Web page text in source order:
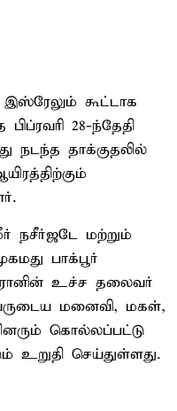
கூட்டாக
28-ந்தேதி
நடந்த தாக்குதலில்
நசீர்ஜடே மற்றும்
பாக்பூர்
உச்ச தலைவர்
மனைவி, மகள்,
கொல்லப்பட்டு
செய்துள்ளது.